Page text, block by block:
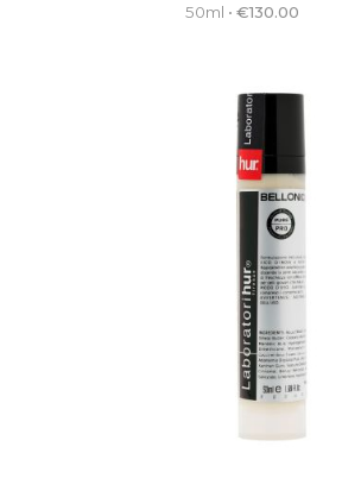
50ml • €130.00